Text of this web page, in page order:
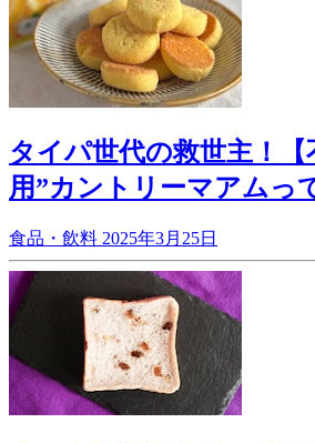
タイパ世代の救世主！【
用”カントリーマアムっ
食品・飲料 2025年3月25日